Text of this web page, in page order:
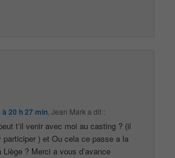
20 h 27 min ,Jean Mark a dit :
t’il venir avec moi au casting ? (il
participer ) et Ou cela ce passe a la
? Merci a vous d’avance